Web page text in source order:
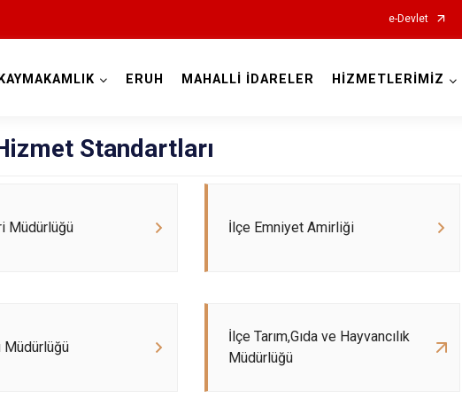
e-Devlet
KAYMAKAMLIK ERUH MAHALLİ İDARELER HİZMETLERİMİZ
Standartları
Müdürlüğü İlçe Emniyet Amirliği
Müdürlüğü
İlçe Tarım,Gıda ve Hayvancılık
Müdürlüğü